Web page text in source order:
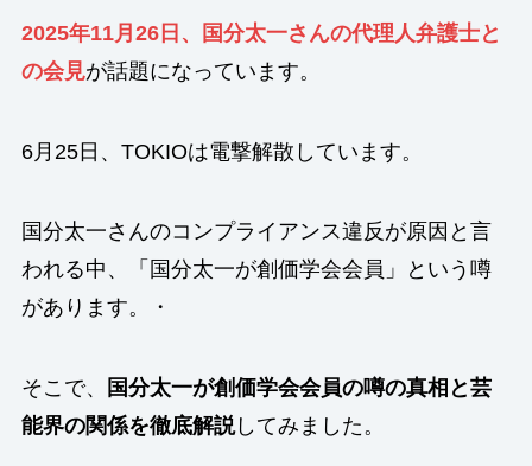
2025年11月26日、国分太一さんの代理人弁護士と
の会見が話題になっています。
6月25日、TOKIOは電撃解散 しています。
国分太一さんのコンプライアンス違反が原因と言
われる中、「国分太一が創価学会会員」という噂
があります。・
そこで、
国分太一が創価学会会員の噂の真相と芸
能界の関係を徹底解説してみました。